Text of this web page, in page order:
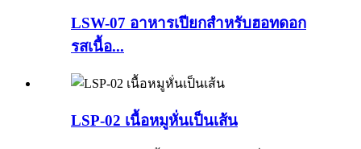
LSW-07 อาหารเปียกสำหรับฮอทดอก
รสเนื้อ...
LSP-02 เนื้อหมูหั่นเป็นเส้น